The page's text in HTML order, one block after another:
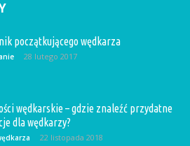
początkującego wędkarza
28 lutego 2017
wędkarskie – gdzie znaleźć przydatne
dla wędkarzy?
22 listopada 2018